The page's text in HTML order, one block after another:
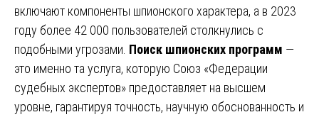
включают компоненты шпионского характера, а в 2023
году более 42 000 пользователей столкнулись с
подобными угрозами. Поиск шпионских программ —
это именно та услуга, которую Союз «Федерации
судебных экспертов» предоставляет на высшем
уровне, гарантируя точность, научную обоснованность и